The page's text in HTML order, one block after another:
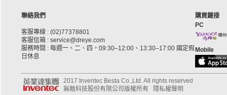
聯絡我們
客服專線 : (02)77378801
客服信箱 : service@dreye.com
服務時間 : 每週一、二、四，09:30–12:00、13:30–17:00 國定假
日休息
購買鏈接
PC
Mobile
2017 Inventec Besta Co.,Ltd. All rights reserved
無敵科技股份有限公司版權所有
隱私權聲明